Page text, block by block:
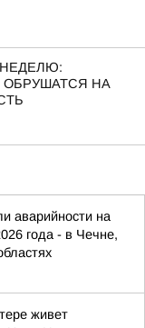
НА
аварийности на
года - в Чечне,
живет